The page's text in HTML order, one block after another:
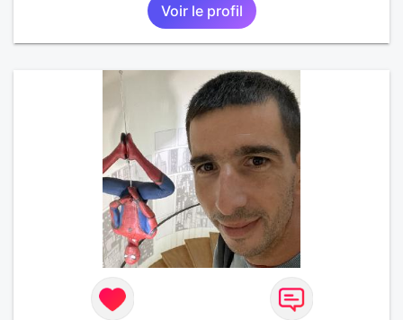
Voir le profil